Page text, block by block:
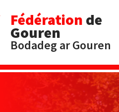
Fédération de
Gouren
Bodadeg ar Gouren